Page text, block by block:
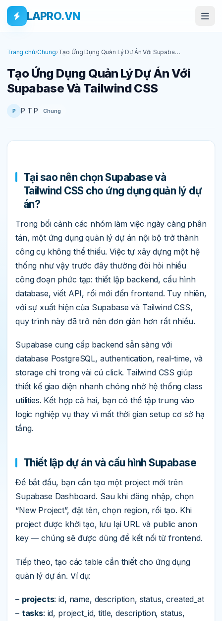
Skip to main content
Bỏ qua tới nội dung
LAPRO.VN
Trang chủ›Chung›Tạo Ứng Dụng Quản Lý Dự Án Với Supabase
Tạo Ứng Dụng Quản Lý Dự Án Với
Supabase Và Tailwind CSS
P P T P Chung
Tại sao nên chọn Supabase và
Tailwind CSS cho ứng dụng quản lý dự
án?
Trong bối cảnh các nhóm làm việc ngày càng phân
tán, một ứng dụng quản lý dự án nội bộ trở thành
công cụ không thể thiếu. Việc tự xây dựng một hệ
thống như vậy trước đây thường đòi hỏi nhiều
công đoạn phức tạp: thiết lập backend, cấu hình
database, viết API, rồi mới đến frontend. Tuy nhiên,
với sự xuất hiện của Supabase và Tailwind CSS,
quy trình này đã trở nên đơn giản hơn rất nhiều.
Supabase cung cấp backend sẵn sàng với
database PostgreSQL, authentication, real-time, và
storage chỉ trong vài cú click. Tailwind CSS giúp
thiết kế giao diện nhanh chóng nhờ hệ thống class
utilities. Kết hợp cả hai, bạn có thể tập trung vào
logic nghiệp vụ thay vì mất thời gian setup cơ sở hạ
tầng.
Thiết lập dự án và cấu hình Supabase
Để bắt đầu, bạn cần tạo một project mới trên
Supabase Dashboard. Sau khi đăng nhập, chọn
“New Project”, đặt tên, chọn region, rồi tạo. Khi
project được khởi tạo, lưu lại URL và public anon
key — chúng sẽ được dùng để kết nối từ frontend.
Tiếp theo, tạo các table cần thiết cho ứng dụng
quản lý dự án. Ví dụ:
– projects: id, name, description, status, created_at
– tasks: id, project_id, title, description, status,